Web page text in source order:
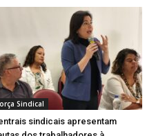
Sindical
sindicais apresentam